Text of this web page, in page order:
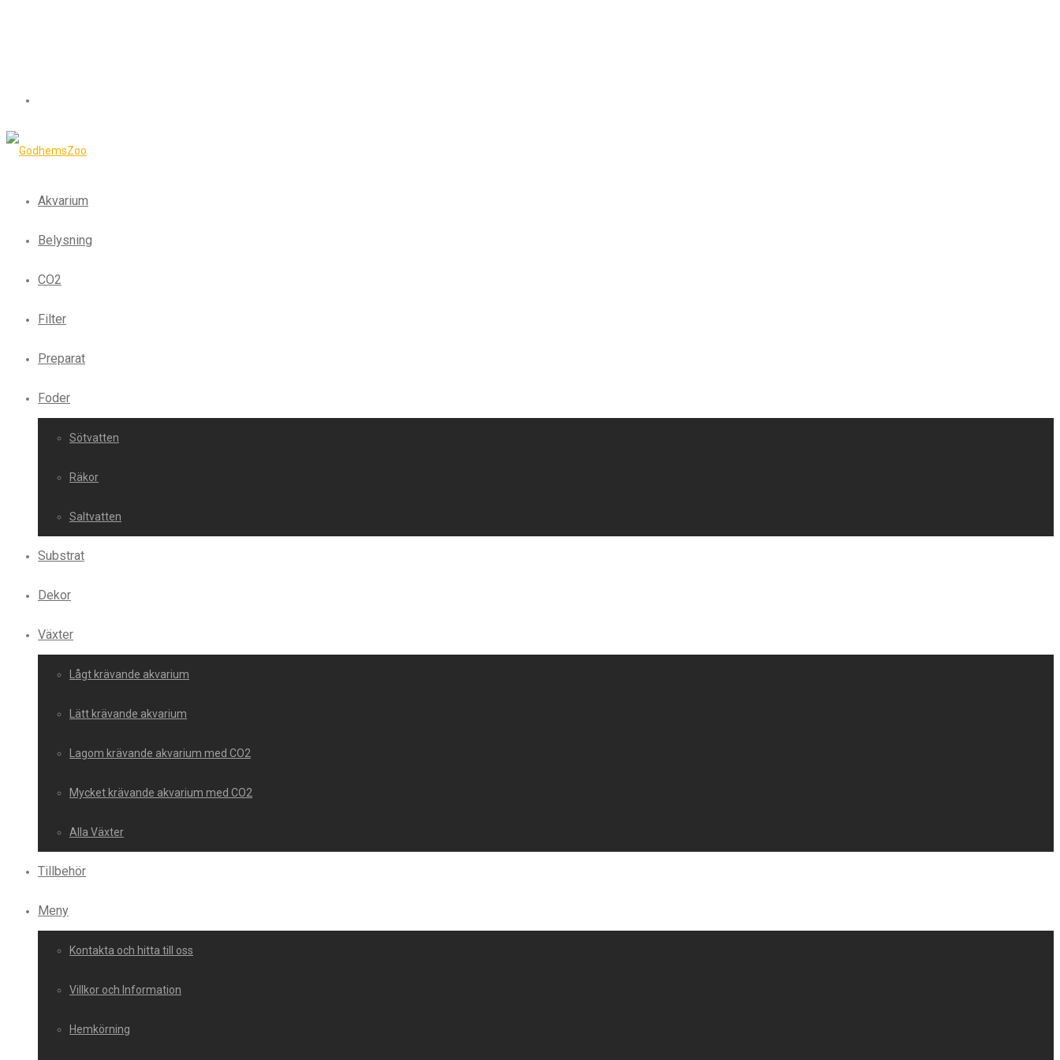
Akvarium
Belysning
CO2
Filter
Preparat
Foder
Sötvatten
Räkor
Saltvatten
Substrat
Dekor
Växter
Lågt krävande akvarium
Lätt krävande akvarium
Lagom krävande akvarium med CO2
Mycket krävande akvarium med CO2
Alla Växter
Tillbehör
Meny
Kontakta och hitta till oss
Villkor och Information
Hemkörning